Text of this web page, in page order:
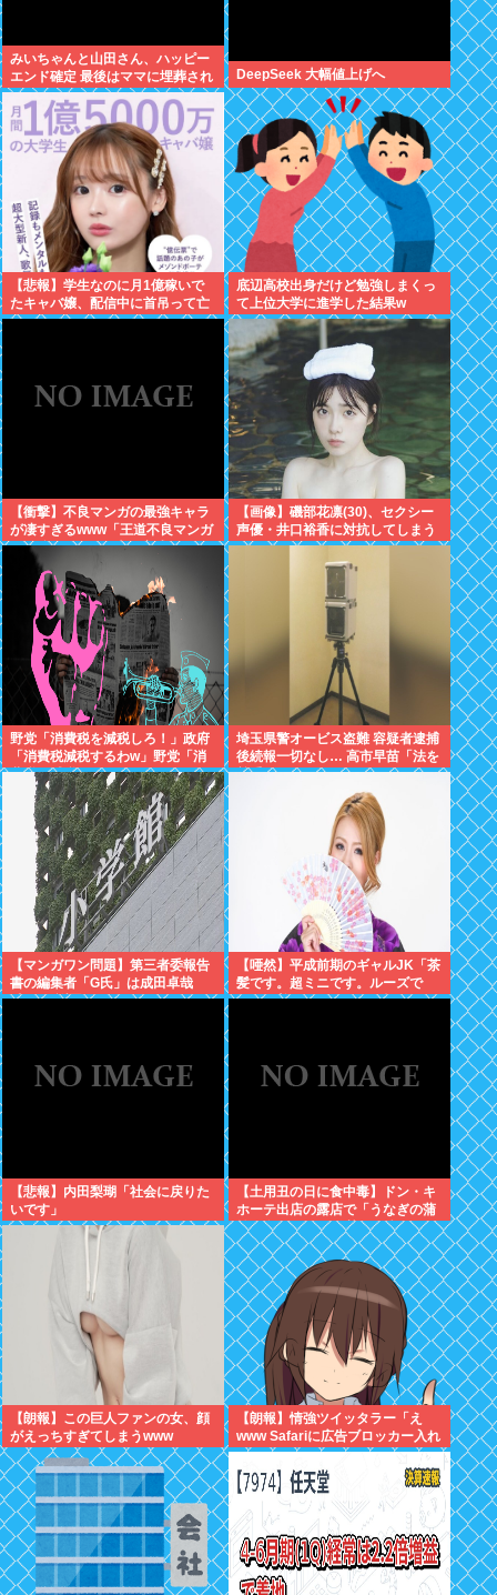
みいちゃんと山田さん、ハッピー
エンド確定 最後はママに埋葬され
る
DeepSeek 大幅値上げへ
【悲報】学生なのに月1億稼いで
たキャバ嬢、配信中に首吊って亡
くなる
底辺高校出身だけど勉強しまくっ
て上位大学に進学した結果w
【衝撃】不良マンガの最強キャラ
が凄すぎるwww「王道不良マンガ
の最強キャラTier表」完成す
る！！この最強キャラは…
【画像】磯部花凛(30)、セクシー
声優・井口裕香に対抗してしまう
www
野党「消費税を減税しろ！」政府
「消費税減税するわw」野党「消
費税を減税するな！」
埼玉県警オービス盗難 容疑者逮捕
後続報一切なし… 高市早苗「法を
尊重わよ
【マンガワン問題】第三者委報告
書の編集者「G氏」は成田卓哉
氏...Xで謝罪
【唖然】平成前期のギャルJK「茶
髪です。超ミニです。ルーズで
す。下着はテカテカか豹柄です」
【悲報】内田梨瑚「社会に戻りた
いです」
【土用丑の日に食中毒】ドン・キ
ホーテ出店の露店で「うなぎの蒲
焼」食べ14人が発熱や下痢
【朗報】この巨人ファンの女、顔
がえっちすぎてしまうwww
【朗報】情強ツイッタラー「え
www Safariに広告ブロッカー入れ
たらyoutube premium要らんや
ん。笑」